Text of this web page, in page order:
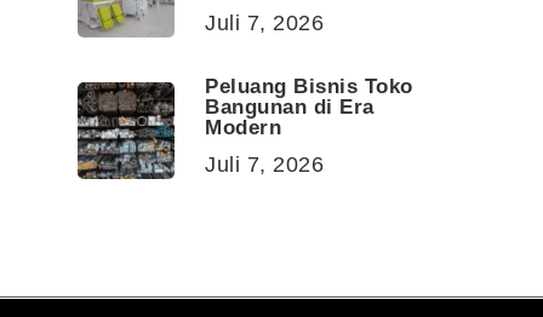
Juli 7, 2026
Peluang Bisnis Toko
Bangunan di Era
Modern
Juli 7, 2026